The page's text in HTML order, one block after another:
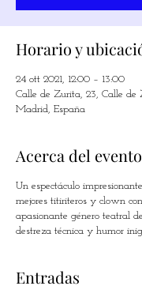
Horario y
24 ott 2021, 12:00 – 13:00
Calle de Zurita, 23, Calle de
Madrid, España
Acerca del evento
Un espectáculo
mejores titiriteros y clown
apasionante género teatral
destreza técnica y humor
Entradas